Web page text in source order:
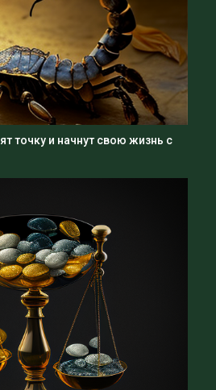
точку и начнут свою жизнь с